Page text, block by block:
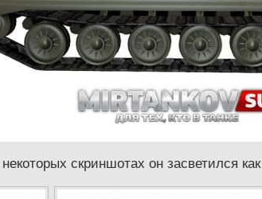
скриншотах он засветился как